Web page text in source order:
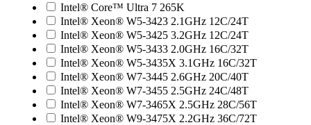
Intel® Core™ Ultra 7 265K
Intel® Xeon® W5-3423 2.1GHz 12C/24T
Intel® Xeon® W5-3425 3.2GHz 12C/24T
Intel® Xeon® W5-3433 2.0GHz 16C/32T
Intel® Xeon® W5-3435X 3.1GHz 16C/32T
Intel® Xeon® W7-3445 2.6GHz 20C/40T
Intel® Xeon® W7-3455 2.5GHz 24C/48T
Intel® Xeon® W7-3465X 2.5GHz 28C/56T
Intel® Xeon® W9-3475X 2.2GHz 36C/72T